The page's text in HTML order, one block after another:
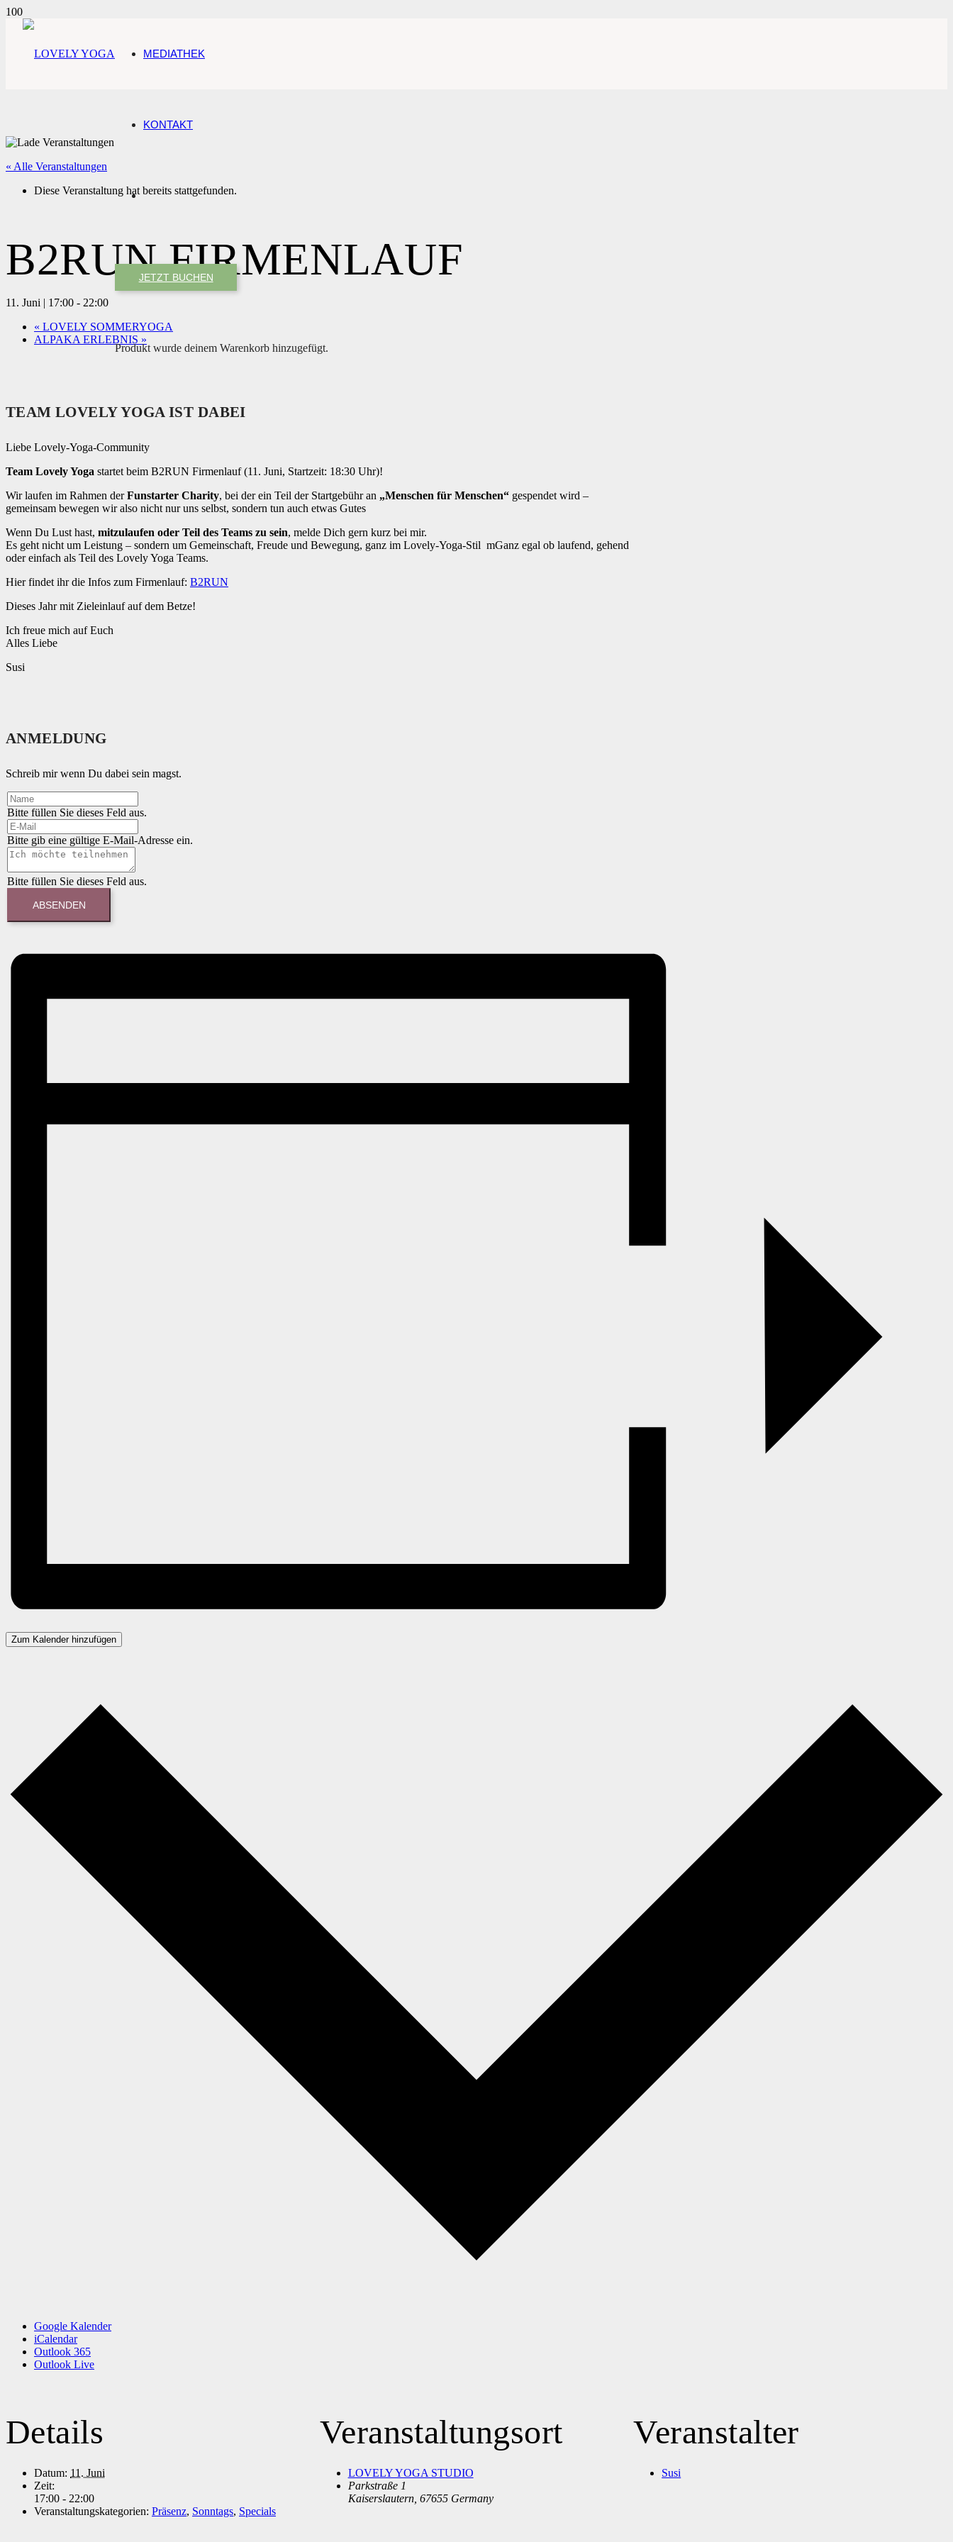
MEDIATHEK
KONTAKT
JETZT BUCHEN
Produkt wurde deinem Warenkorb hinzugefügt.
« Alle Veranstaltungen
Diese Veranstaltung hat bereits stattgefunden.
B2RUN FIRMENLAUF
11. Juni | 17:00 - 22:00
« LOVELY SOMMERYOGA
ALPAKA ERLEBNIS »
TEAM LOVELY YOGA IST DABEI
Liebe Lovely-Yoga-Community
Team Lovely Yoga startet beim B2RUN Firmenlauf (11. Juni, Startzeit: 18:30 Uhr)!
Wir laufen im Rahmen der Funstarter Charity, bei der ein Teil der Startgebühr an „Menschen für Menschen“ gespendet wird –
gemeinsam bewegen wir also nicht nur uns selbst, sondern tun auch etwas Gutes
Wenn Du Lust hast, mitzulaufen oder Teil des Teams zu sein, melde Dich gern kurz bei mir.
Es geht nicht um Leistung – sondern um Gemeinschaft, Freude und Bewegung, ganz im Lovely-Yoga-Stil mGanz egal ob laufend, gehend
oder einfach als Teil des Lovely Yoga Teams.
Hier findet ihr die Infos zum Firmenlauf: B2RUN
Dieses Jahr mit Zieleinlauf auf dem Betze!
Ich freue mich auf Euch
Alles Liebe
Susi
ANMELDUNG
Schreib mir wenn Du dabei sein magst.
Bitte füllen Sie dieses Feld aus.
Bitte gib eine gültige E-Mail-Adresse ein.
Bitte füllen Sie dieses Feld aus.
ABSENDEN
Zum Kalender hinzufügen
Google Kalender
iCalendar
Outlook 365
Outlook Live
Details
Datum: 11. Juni
Zeit:
17:00 - 22:00
Veranstaltungskategorien: Präsenz, Sonntags, Specials
Veranstaltungsort
LOVELY YOGA STUDIO
Parkstraße 1
Kaiserslautern, 67655 Germany
Veranstalter
Susi